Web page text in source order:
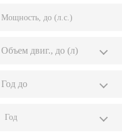
Год